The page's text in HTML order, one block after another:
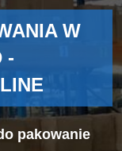
W
-
pakowanie